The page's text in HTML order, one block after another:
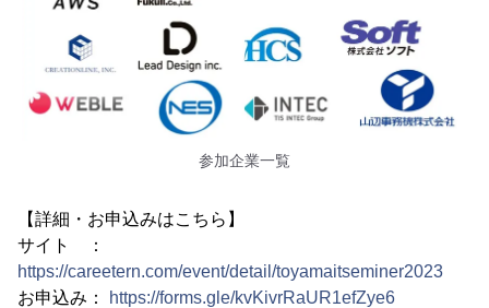
参加企業一覧
【詳細・お申込みはこちら】
サイト ：
https://careetern.com/event/detail/toyamaitseminer2023
お申込み：
https://forms.gle/kvKivrRaUR1efZye6